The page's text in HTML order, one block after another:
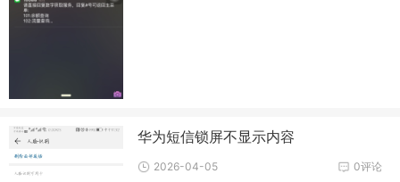
华为短信锁屏不显示内容
0评论
2026-04-05